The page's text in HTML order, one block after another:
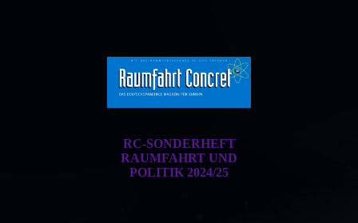
RC-SONDERHEFT
RAUMFAHRT UND
POLITIK 2024/25